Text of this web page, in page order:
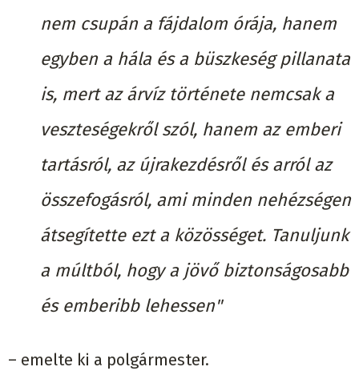
nem csupán a fájdalom órája, hanem
egyben a hála és a büszkeség pillanata
is, mert az árvíz története nemcsak a
veszteségekről szól, hanem az emberi
tartásról, az újrakezdésről és arról az
összefogásról, ami minden nehézségen
átsegítette ezt a közösséget. Tanuljunk
a múltból, hogy a jövő biztonságosabb
és emberibb lehessen"
– emelte ki a polgármester.